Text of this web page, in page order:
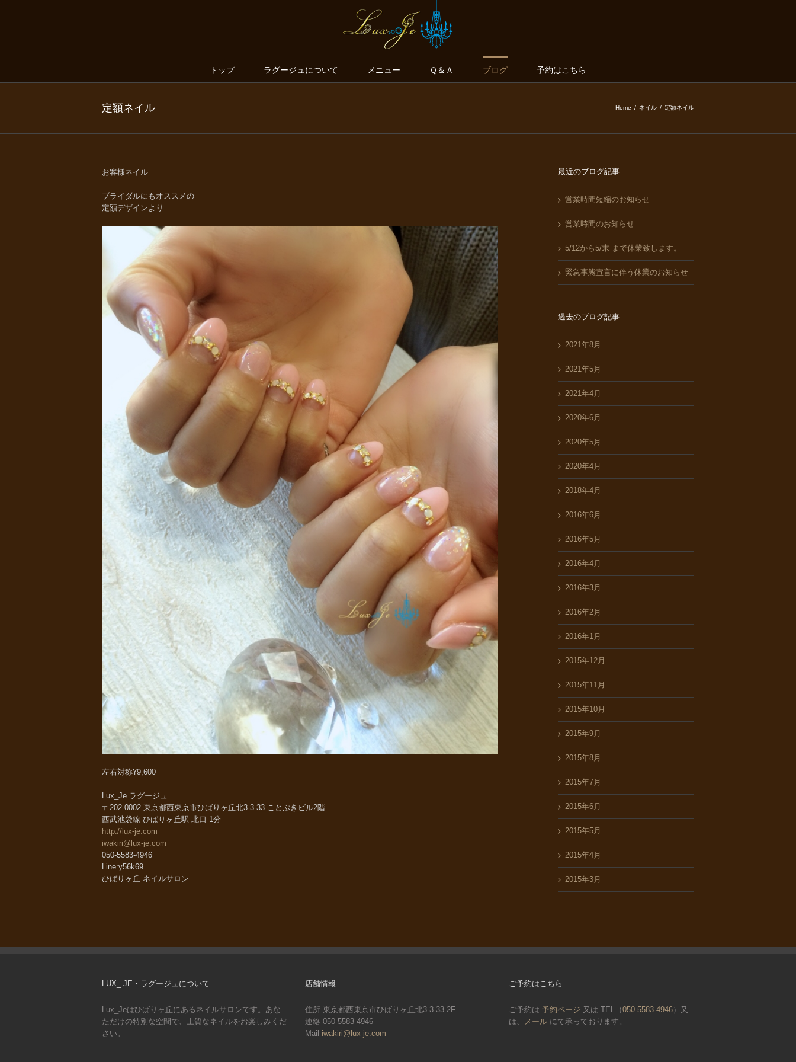
トップ ラグージュについて メニュー Ｑ＆Ａ ブログ 予約はこちら
定額ネイル Home / ネイル / 定額ネイル
お客様ネイル
ブライダルにもオススメの
定額デザインより
左右対称¥9,600
Lux_Je ラグージュ
〒202-0002 東京都西東京市ひばりヶ丘北3-3-33 ことぶきビル2階
西武池袋線 ひばりヶ丘駅 北口 1分
http://lux-je.com
iwakiri@lux-je.com
050-5583-4946
Line:y56k69
ひばりヶ丘 ネイルサロン
最近のブログ記事
営業時間短縮のお知らせ
営業時間のお知らせ
5/12から5/末 まで休業致します。
緊急事態宣言に伴う休業のお知らせ
過去のブログ記事
2021年8月
2021年5月
2021年4月
2020年6月
2020年5月
2020年4月
2018年4月
2016年6月
2016年5月
2016年4月
2016年3月
2016年2月
2016年1月
2015年12月
2015年11月
2015年10月
2015年9月
2015年8月
2015年7月
2015年6月
2015年5月
2015年4月
2015年3月
LUX_ JE・ラグージュについて
Lux_Jeはひばりヶ丘にあるネイルサロンです。あな
ただけの特別な空間で、上質なネイルをお楽しみくだ
さい。
店舗情報
住所 東京都西東京市ひばりヶ丘北3-3-33-2F
連絡 050-5583-4946
Mail iwakiri@lux-je.com
ご予約はこちら
ご予約は 予約ページ 又は TEL（050-5583-4946）又
は、
メール にて承っております。